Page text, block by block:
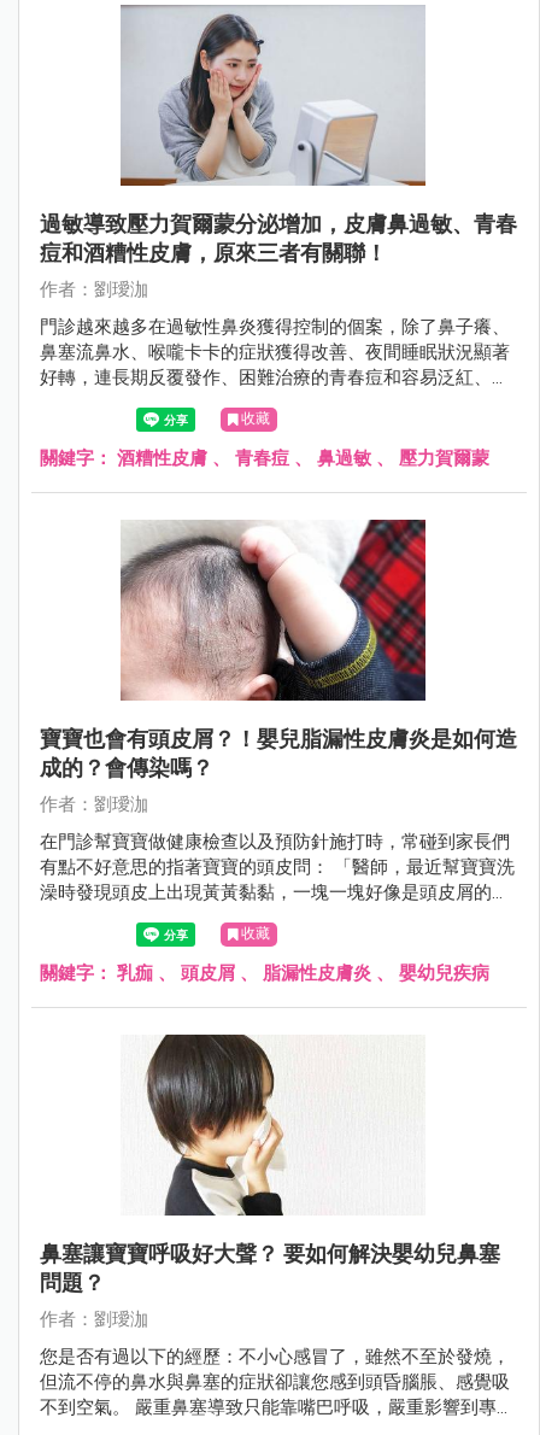
過敏導致壓力賀爾蒙分泌增加，皮膚鼻過敏、青春
痘和酒糟性皮膚，原來三者有關聯！
作者：劉璦泇
門診越來越多在過敏性鼻炎獲得控制的個案，除了鼻子癢、
鼻塞流鼻水、喉嚨卡卡的症狀獲得改善、夜間睡眠狀況顯著
好轉，連長期反覆發作、困難治療的青春痘和容易泛紅、毛
孔粗大的酒糟性皮膚，在規律治療後都有明顯進步。最重要
的是，患者的生活品質也因此獲得極大的改善。
收藏
關鍵字： 酒糟性皮膚 、 青春痘 、 鼻過敏 、 壓力賀爾蒙
寶寶也會有頭皮屑？！嬰兒脂漏性皮膚炎是如何造
成的？會傳染嗎？
作者：劉璦泇
在門診幫寶寶做健康檢查以及預防針施打時，常碰到家長們
有點不好意思的指著寶寶的頭皮問： 「醫師，最近幫寶寶洗
澡時發現頭皮上出現黃黃黏黏，一塊一塊好像是頭皮屑的東
西......請問這麼小就有頭皮屑正常嗎？是不是我們在清潔上有
什麼沒注意到的？」
收藏
關鍵字： 乳痂 、 頭皮屑 、 脂漏性皮膚炎 、 嬰幼兒疾病
鼻塞讓寶寶呼吸好大聲？ 要如何解決嬰幼兒鼻塞
問題？
作者：劉璦泇
您是否有過以下的經歷：不小心感冒了，雖然不至於發燒，
但流不停的鼻水與鼻塞的症狀卻讓您感到頭昏腦脹、感覺吸
不到空氣。 嚴重鼻塞導致只能靠嘴巴呼吸，嚴重影響到專注